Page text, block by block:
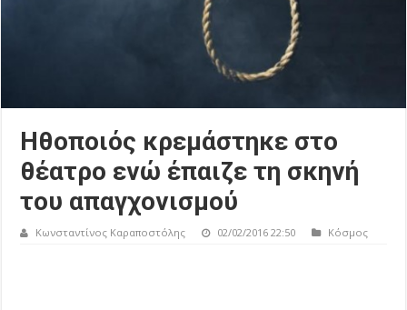
Ηθοποιός κρεμάστηκε στο
θέατρο ενώ έπαιζε τη σκηνή
του απαγχονισμού
Κωνσταντίνος Καραποστόλης 02/02/2016 22:50 Κόσμος